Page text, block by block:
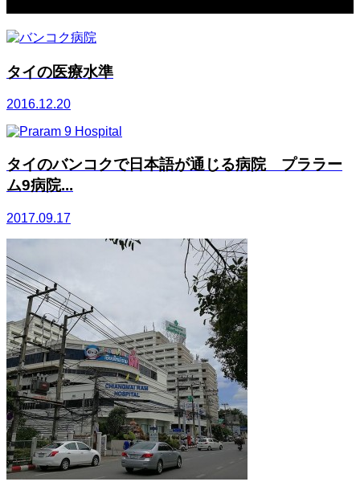
タイの医療水準
2016.12.20
タイのバンコクで日本語が通じる病院 プララー
ム9病院...
2017.09.17